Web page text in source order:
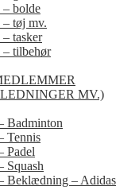
– bolde
– tøj mv.
– tasker
– tilbehør
MV.)
Badminton
Tennis
Padel
Squash
Beklædning – Adidas